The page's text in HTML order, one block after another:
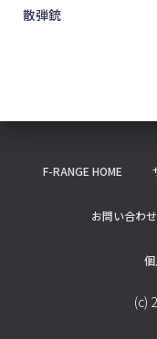
散弾銃
F-RANGE HOME
お問い合わせ
(c)